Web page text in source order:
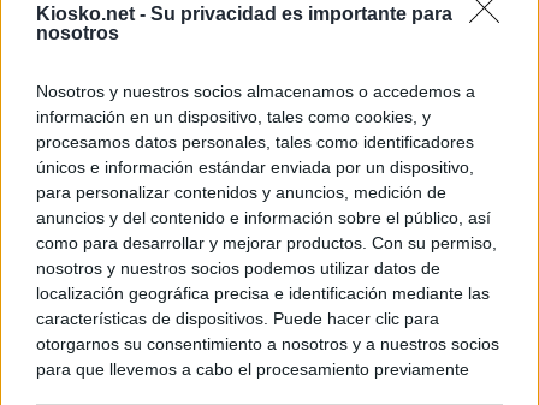
Kiosko.net - Su privacidad es importante para
nosotros
Nosotros y nuestros socios almacenamos o accedemos a
información en un dispositivo, tales como cookies, y
procesamos datos personales, tales como identificadores
únicos e información estándar enviada por un dispositivo,
para personalizar contenidos y anuncios, medición de
anuncios y del contenido e información sobre el público, así
como para desarrollar y mejorar productos. Con su permiso,
nosotros y nuestros socios podemos utilizar datos de
localización geográfica precisa e identificación mediante las
características de dispositivos. Puede hacer clic para
otorgarnos su consentimiento a nosotros y a nuestros socios
para que llevemos a cabo el procesamiento previamente